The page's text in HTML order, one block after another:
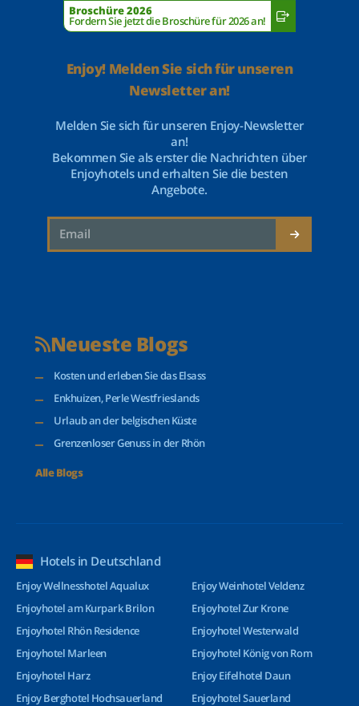
Broschüre 2026
Fordern Sie jetzt die Broschüre für 2026 an!
Enjoy! Melden Sie sich für unseren
Newsletter an!
Melden Sie sich für unseren Enjoy-Newsletter
an!
Bekommen Sie als erster die Nachrichten über
Enjoyhotels und erhalten Sie die besten
Angebote.
Neueste Blogs
Kosten und erleben Sie das Elsass
Enkhuizen, Perle Westfrieslands
Urlaub an der belgischen Küste
Grenzenloser Genuss in der Rhön
Alle Blogs
Hotels in Deutschland
Enjoy Wellnesshotel Aqualux
Enjoyhotel am Kurpark Brilon
Enjoyhotel Rhön Residence
Enjoyhotel Marleen
Enjoyhotel Harz
Enjoy Berghotel Hochsauerland
Enjoy Weinhotel Veldenz
Enjoyhotel Zur Krone
Enjoyhotel Westerwald
Enjoyhotel König von Rom
Enjoy Eifelhotel Daun
Enjoyhotel Sauerland